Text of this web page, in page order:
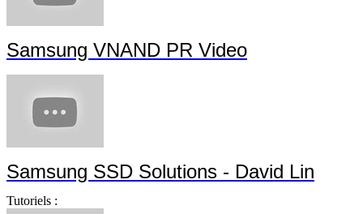
Samsung VNAND PR Video
Samsung SSD Solutions - David Lin
Tutoriels :